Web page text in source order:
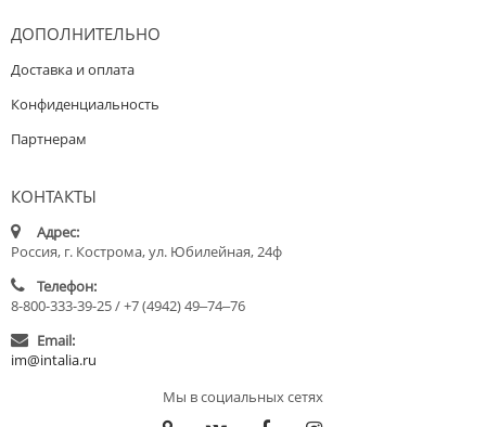
ДОПОЛНИТЕЛЬНО
Доставка и оплата
Конфиденциальность
Партнерам
КОНТАКТЫ
Адрес:
Россия, г. Кострома, ул. Юбилейная, 24ф
Телефон:
8-800-333-39-25 / +7 (4942) 49‒74‒76
Email:
im@intalia.ru
Мы в социальных сетях